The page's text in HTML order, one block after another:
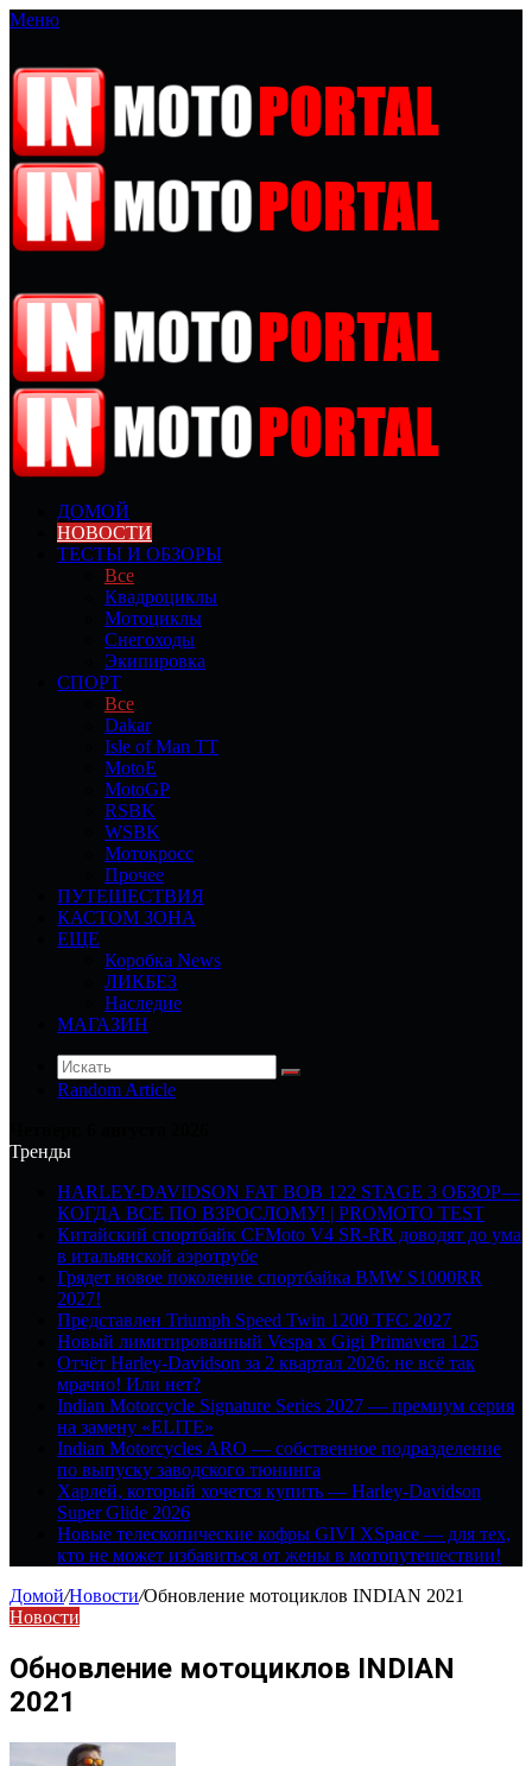
Меню
ДОМОЙ
НОВОСТИ
ТЕСТЫ И ОБЗОРЫ
Все
Квадроциклы
Мотоциклы
Снегоходы
Экипировка
СПОРТ
Все
Dakar
Isle of Man TT
MotoE
MotoGP
RSBK
WSBK
Мотокросс
Прочее
ПУТЕШЕСТВИЯ
КАСТОМ ЗОНА
ЕЩЕ
Коробка News
ЛИКБЕЗ
Наследие
МАГАЗИН
Random Article
Тренды
HARLEY-DAVIDSON FAT BOB 122 STAGE 3 ОБЗОР—
КОГДА ВСЕ ПО ВЗРОСЛОМУ! | PROMOTO TEST
Китайский спортбайк CFMoto V4 SR-RR доводят до ума
в итальянской аэротрубе
Грядет новое поколение спортбайка BMW S1000RR
2027!
Представлен Triumph Speed Twin 1200 TFC 2027
Новый лимитированный Vespa x Gigi Primavera 125
Отчёт Harley-Davidson за 2 квартал 2026: не всё так
мрачно! Или нет?
Indian Motorcycle Signature Series 2027 — премиум серия
на замену «ELITE»
Indian Motorcycles ARO — собственное подразделение
по выпуску заводского тюнинга
Харлей, который хочется купить — Harley-Davidson
Super Glide 2026
Новые телескопические кофры GIVI XSpace — для тех,
кто не может избавиться от жены в мотопутешествии!
Домой/Новости/Обновление мотоциклов INDIAN 2021
Новости
Обновление мотоциклов INDIAN
2021